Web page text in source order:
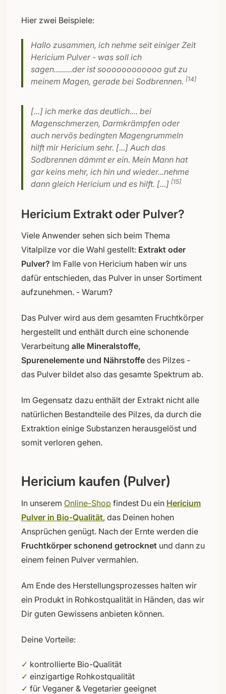
Hier zwei Beispiele:
Hallo zusammen, ich nehme seit einiger Zeit
Hericium Pulver - was soll ich
sagen.........der ist soooooooooooo gut zu
meinem Magen, gerade bei Sodbrennen. [14]
[...] ich merke das deutlich.... bei
Magenschmerzen, Darmkrämpfen oder
auch nervös bedingten Magengrummeln
hilft mir Hericium sehr. [...] Auch das
Sodbrennen dämmt er ein. Mein Mann hat
gar keins mehr, ich hin und wieder...nehme
dann gleich Hericium und es hilft. [...] [15]
Hericium Extrakt oder Pulver?
Viele Anwender sehen sich beim Thema
Vitalpilze vor die Wahl gestellt: Extrakt oder
Pulver? Im Falle von Hericium haben wir uns
dafür entschieden, das Pulver in unser Sortiment
aufzunehmen. - Warum?
Das Pulver wird aus dem gesamten Fruchtkörper
hergestellt und enthält durch eine schonende
Verarbeitung alle Mineralstoffe,
Spurenelemente und Nährstoffe des Pilzes -
das Pulver bildet also das gesamte Spektrum ab.
Im Gegensatz dazu enthält der Extrakt nicht alle
natürlichen Bestandteile des Pilzes, da durch die
Extraktion einige Substanzen herausgelöst und
somit verloren gehen.
Hericium kaufen (Pulver)
In unserem Online-Shop findest Du ein Hericium
Pulver in Bio-Qualität, das Deinen hohen
Ansprüchen genügt. Nach der Ernte werden die
Fruchtkörper schonend getrocknet und dann zu
einem feinen Pulver vermahlen.
Am Ende des Herstellungsprozesses halten wir
ein Produkt in Rohkostqualität in Händen, das wir
Dir guten Gewissens anbieten können.
Deine Vorteile:
✓ kontrollierte Bio-Qualität
✓ einzigartige Rohkostqualität
✓ für Veganer & Vegetarier geeignet